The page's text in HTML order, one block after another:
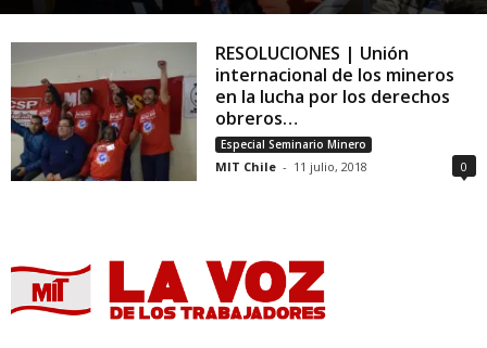
RESOLUCIONES | Unión
internacional de los mineros
en la lucha por los derechos
obreros…
Especial Seminario Minero
MIT Chile - 11 julio, 2018 0